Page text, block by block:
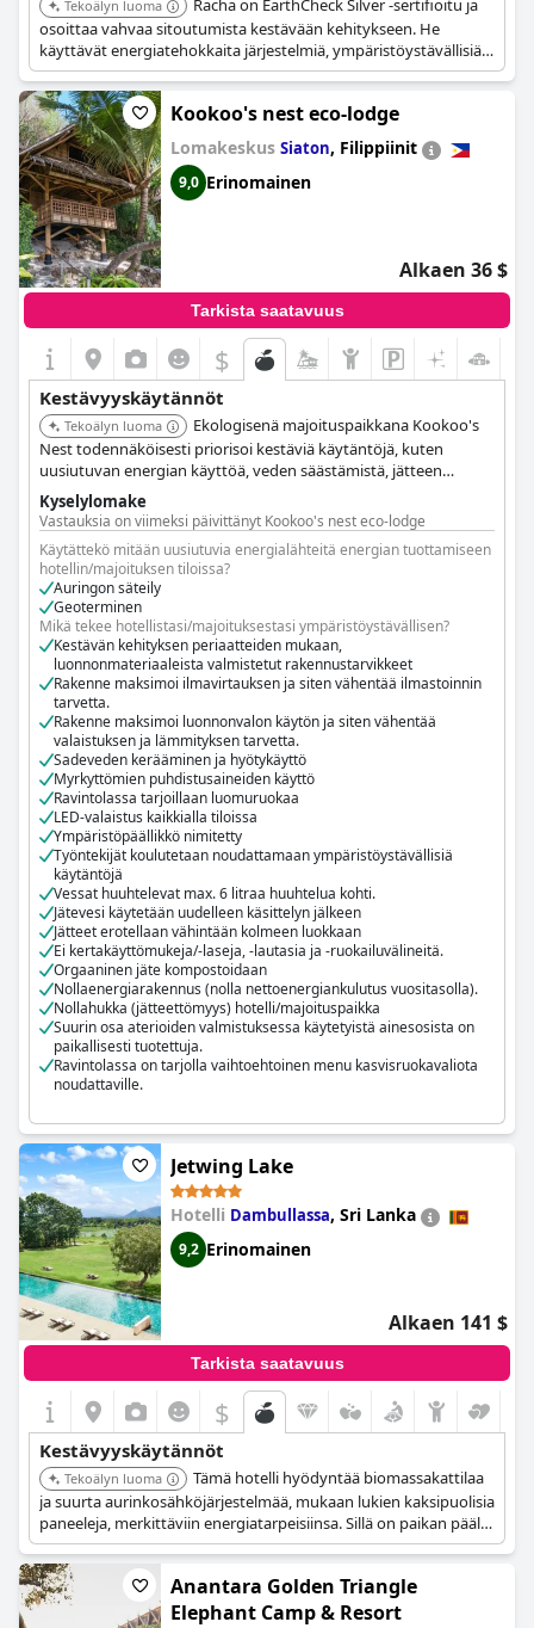
Kierrätysastiat vierashuoneissa
Ei kertakäyttömukeja/-laseja, -lautasia ja -ruokailuvälineitä.
Orgaaninen jäte kompostoidaan
Suurin osa aterioiden valmistuksessa käytetyistä ainesosista on
paikallisesti tuotettuja.
Ravintolassa on tarjolla vaihtoehtoinen menu kasvisruokavaliota
noudattaville.
Energiakatselmus tehdään vähintään kerran viidessä vuodessa.
Tekoälyn luoma
Racha on EarthCheck Silver -sertifioitu ja
osoittaa vahvaa sitoutumista kestävään kehitykseen. He
käyttävät energiatehokkaita järjestelmiä, ympäristöystävällisiä
puhdistusaineita ja ovat poistaneet kertakäyttömuovit.
Lomakeskus toteuttaa myös kattavaa jätehuoltoa, mukaan
lukien ruokajätteen muuntamisen biopolttoaineeksi ja
kierrätyksen, sekä säästää vettä sadeveden keräämisen ja
jäteveden käsittelyn avulla kasteluun.
Kookoo's nest eco-lodge
Lomakeskus Siaton, Filippiinit
9,0 Erinomainen
Alkaen 36 $
Tarkista saatavuus
$
Kestävyyskäytännöt
Tekoälyn luoma
Ekologisenä majoituspaikkana Kookoo's
Nest todennäköisesti priorisoi kestäviä käytäntöjä, kuten
uusiutuvan energian käyttöä, veden säästämistä, jätteen
vähentämistä ja paikallisten yhteisöjen tukemista. He voivat
tarjota ekoturistimatkoja ja koulutusohjelmia
ympäristötietoisuuden edistämiseksi.
Kyselylomake
Vastauksia on viimeksi päivittänyt Kookoo's nest eco-lodge
Käytättekö mitään uusiutuvia energialähteitä energian tuottamiseen
hotellin/majoituksen tiloissa?
Auringon säteily
Geoterminen
Mikä tekee hotellistasi/majoituksestasi ympäristöystävällisen?
Kestävän kehityksen periaatteiden mukaan,
luonnonmateriaaleista valmistetut rakennustarvikkeet
Rakenne maksimoi ilmavirtauksen ja siten vähentää ilmastoinnin
tarvetta.
Rakenne maksimoi luonnonvalon käytön ja siten vähentää
valaistuksen ja lämmityksen tarvetta.
Sadeveden kerääminen ja hyötykäyttö
Myrkyttömien puhdistusaineiden käyttö
Ravintolassa tarjoillaan luomuruokaa
LED-valaistus kaikkialla tiloissa
Ympäristöpäällikkö nimitetty
Työntekijät koulutetaan noudattamaan ympäristöystävällisiä
käytäntöjä
Vessat huuhtelevat max. 6 litraa huuhtelua kohti.
Jätevesi käytetään uudelleen käsittelyn jälkeen
Jätteet erotellaan vähintään kolmeen luokkaan
Ei kertakäyttömukeja/-laseja, -lautasia ja -ruokailuvälineitä.
Orgaaninen jäte kompostoidaan
Nollaenergiarakennus (nolla nettoenergiankulutus vuositasolla).
Nollahukka (jätteettömyys) hotelli/majoituspaikka
Suurin osa aterioiden valmistuksessa käytetyistä ainesosista on
paikallisesti tuotettuja.
Ravintolassa on tarjolla vaihtoehtoinen menu kasvisruokavaliota
noudattaville.
Jetwing Lake
Hotelli Dambullassa, Sri Lanka
9,2 Erinomainen
Alkaen 141 $
Tarkista saatavuus
$
Kestävyyskäytännöt
Tekoälyn luoma
Tämä hotelli hyödyntää biomassakattilaa
ja suurta aurinkosähköjärjestelmää, mukaan lukien kaksipuolisia
paneeleja, merkittäviin energiatarpeisiinsa. Sillä on paikan päällä
vedenpullotuslaitos, se käsittelee 100 % jätevedestä, käyttää
biokaasulaitosta ja tarjoaa opastettuja kestävän kehityksen
kierroksia vieraille. Anantara Golden Triangle
Elephant Camp & Resort